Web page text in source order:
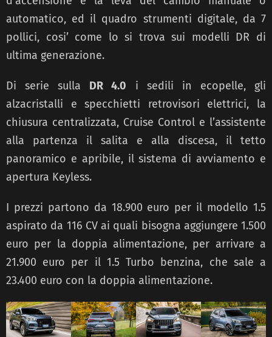
automatico, ed il quadro strumenti digitale, da 7
pollici, cosi’ come lo si trova sui modelli DR di
ultima generazione.
Di serie sulla DR 4.0 i sedili in ecopelle, gli
alzacristalli e specchietti retrovisori elettrici, la
chiusura centralizzata, Cruise Control e l’assistente
alla partenza il salita e alla discesa, il tetto
panoramico e apribile, il sistema di avviamento e
apertura Keyless.
I prezzi partono da 18.900 euro per il modello 1.5
aspirato da 116 CV ai quali bisogna aggiungere 1.500
euro per la doppia alimentazione, per arrivare a
21.900 euro per il 1.5Turbo benzina, che sale a
23.400 euro con la doppia alimentazione.